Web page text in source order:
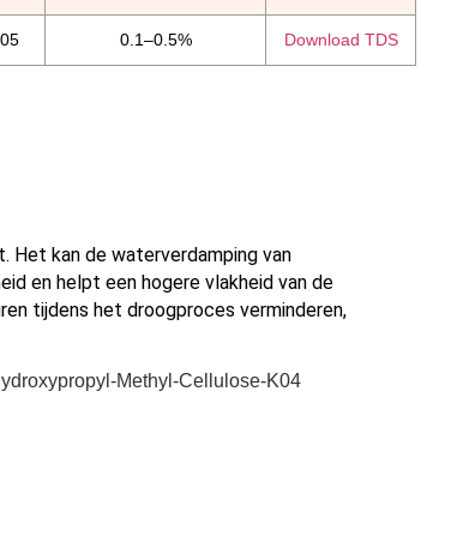
0.1–0.5% Download TDS
Het kan de waterverdamping van
en helpt een hogere vlakheid van de
tijdens het droogproces verminderen,